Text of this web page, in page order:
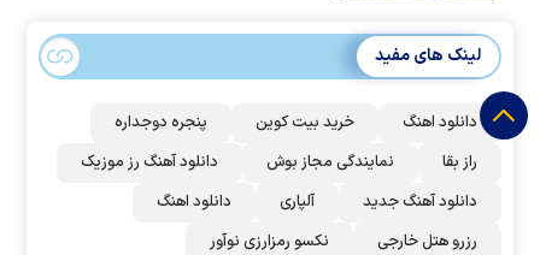
لینک های مفید
دانلود اهنگ خرید بیت کوین
پنجره دوجداره
راز بقا
نمایندگی مجاز بوش
دانلود آهنگ رز‌ موزیک
دانلود آهنگ جدید
آلپاری
دانلود اهنگ
رزرو هتل خارجی
نکسو رمزارزی نوآور